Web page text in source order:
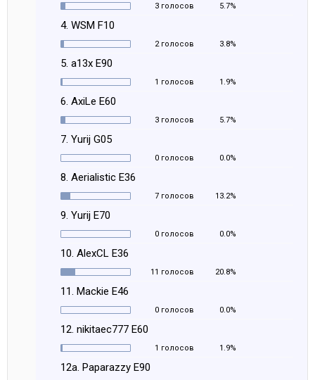
3 голосов 5.7%
4. WSM F10
2 голосов 3.8%
5. a13x E90
1 голосов 1.9%
6. AxiLe E60
3 голосов 5.7%
7. Yurij G05
0 голосов 0.0%
8. Aerialistic E36
7 голосов 13.2%
9. Yurij E70
0 голосов 0.0%
10. AlexCL E36
11 голосов 20.8%
11. Mackie E46
0 голосов 0.0%
12. nikitaec777 E60
1 голосов 1.9%
12a. Paparazzy E90